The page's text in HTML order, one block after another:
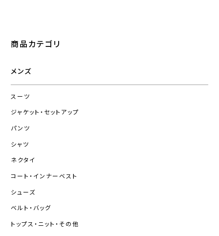
商品カテゴリ
メンズ
スーツ
ジャケット・セットアップ
パンツ
シャツ
ネクタイ
コート・インナーベスト
シューズ
ベルト・バッグ
トップス・ニット・その他